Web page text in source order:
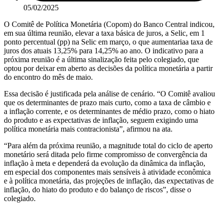
05/02/2025
O Comitê de Política Monetária (Copom) do Banco Central indicou,
em sua última reunião, elevar a taxa básica de juros, a Selic, em 1
ponto percentual (pp) na Selic em março, o que aumentariaa taxa de
juros dos atuais 13,25% para 14,25% ao ano. O indicativo para a
próxima reunião é a última sinalização feita pelo colegiado, que
optou por deixar em aberto as decisões da política monetária a partir
do encontro do mês de maio.
Essa decisão é justificada pela análise de cenário. “O Comitê avaliou
que os determinantes de prazo mais curto, como a taxa de câmbio e
a inflação corrente, e os determinantes de médio prazo, como o hiato
do produto e as expectativas de inflação, seguem exigindo uma
política monetária mais contracionista”, afirmou na ata.
“Para além da próxima reunião, a magnitude total do ciclo de aperto
monetário será ditada pelo firme compromisso de convergência da
inflação à meta e dependerá da evolução da dinâmica da inflação,
em especial dos componentes mais sensíveis à atividade econômica
e à política monetária, das projeções de inflação, das expectativas de
inflação, do hiato do produto e do balanço de riscos”, disse o
colegiado.